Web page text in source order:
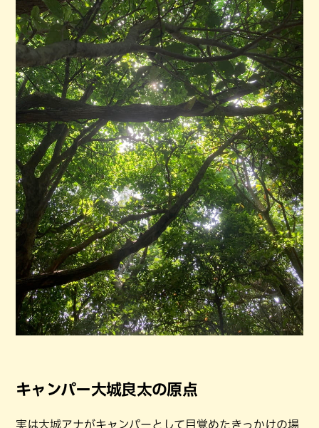
キャンパー大城良太の原点
実は大城アナがキャンパーとして目覚めたきっかけの場